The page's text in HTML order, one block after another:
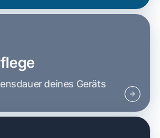
deines Geräts